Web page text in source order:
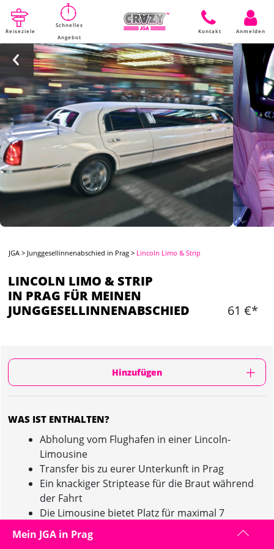
Reiseziele
Schnelles
Angebot
Kontakt Anmelden
JGA > Junggesellinnenabschied in Prag > Lincoln Limo & Strip
LINCOLN LIMO & STRIP
IN PRAG FÜR MEINEN
JUNGGESELLINNENABSCHIED
61 €*
Hinzufügen
WAS IST ENTHALTEN?
Abholung vom Flughafen in einer Lincoln-
Limousine
Transfer bis zu eurer Unterkunft in Prag
Ein knackiger Striptease für die Braut während
der Fahrt
Die Limousine bietet Platz für maximal 7
Personen exklusive Stripper, sonst wird's nur
enger als es euch lieb ist.
Mein JGA in Prag